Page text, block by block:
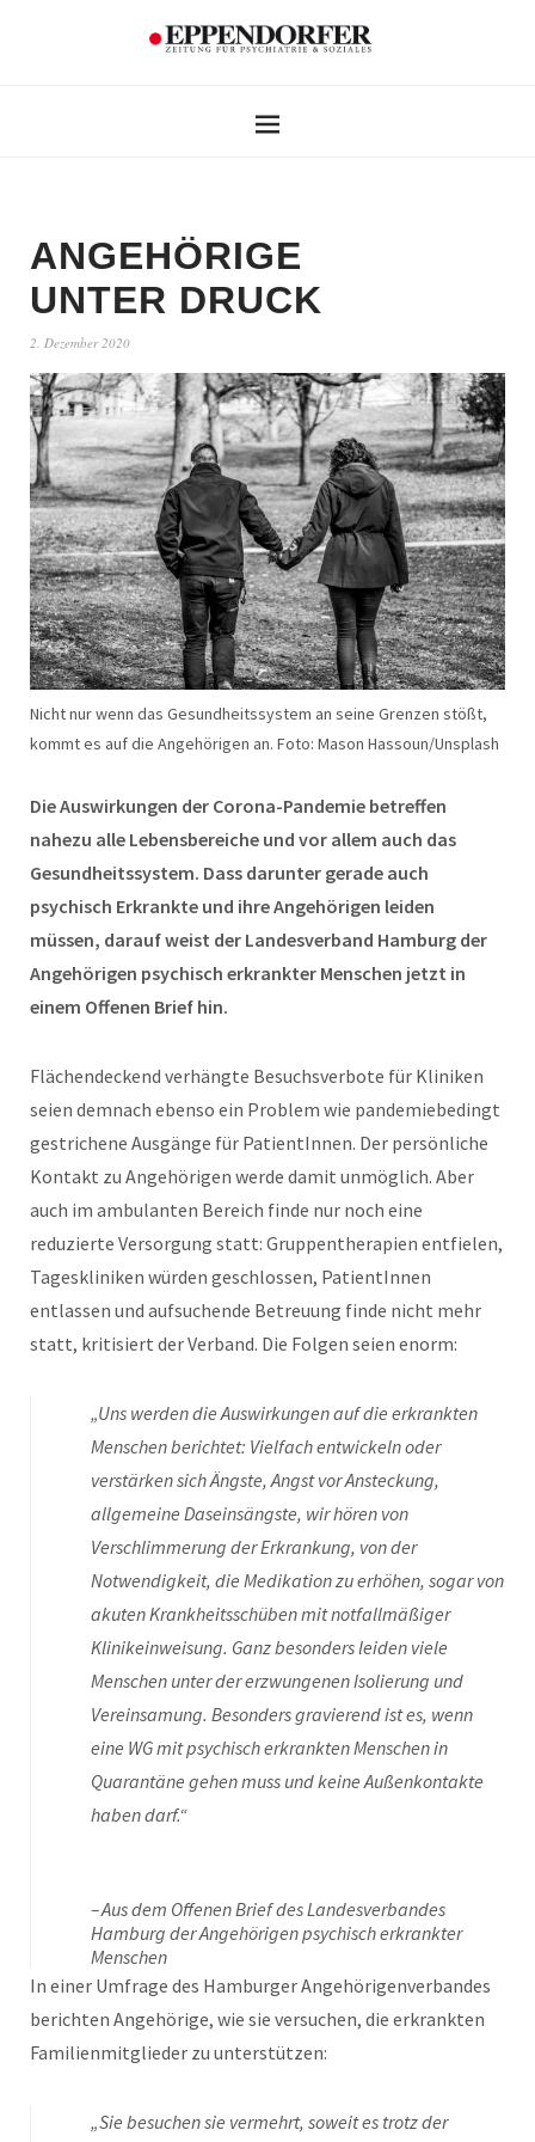
ANGEHÖRIGE
UNTER DRUCK
2. Dezember 2020
Nicht nur wenn das Gesundheitssystem an seine Grenzen stößt,
kommt es auf die Angehörigen an. Foto: Mason Hassoun/Unsplash
Die Auswirkungen der Corona-Pandemie betreffen
nahezu alle Lebensbereiche und vor allem auch das
Gesundheitssystem. Dass darunter gerade auch
psychisch Erkrankte und ihre Angehörigen leiden
müssen, darauf weist der Landesverband Hamburg der
Angehörigen psychisch erkrankter Menschen jetzt in
einem Offenen Brief hin.
Flächendeckend verhängte Besuchsverbote für Kliniken
seien demnach ebenso ein Problem wie pandemiebedingt
gestrichene Ausgänge für PatientInnen. Der persönliche
Kontakt zu Angehörigen werde damit unmöglich. Aber
auch im ambulanten Bereich finde nur noch eine
reduzierte Versorgung statt: Gruppentherapien entfielen,
Tageskliniken würden geschlossen, PatientInnen
entlassen und aufsuchende Betreuung finde nicht mehr
statt, kritisiert der Verband. Die Folgen seien enorm:
„Uns werden die Auswirkungen auf die erkrankten
Menschen berichtet: Vielfach entwickeln oder
verstärken sich Ängste, Angst vor Ansteckung,
allgemeine Daseinsängste, wir hören von
Verschlimmerung der Erkrankung, von der
Notwendigkeit, die Medikation zu erhöhen, sogar von
akuten Krankheitsschüben mit notfallmäßiger
Klinikeinweisung. Ganz besonders leiden viele
Menschen unter der erzwungenen Isolierung und
Vereinsamung. Besonders gravierend ist es, wenn
eine WG mit psychisch erkrankten Menschen in
Quarantäne gehen muss und keine Außenkontakte
haben darf.“
Aus dem Offenen Brief des Landesverbandes
Hamburg der Angehörigen psychisch erkrankter
Menschen
In einer Umfrage des Hamburger Angehörigenverbandes
berichten Angehörige, wie sie versuchen, die erkrankten
Familienmitglieder zu unterstützen:
„Sie besuchen sie vermehrt, soweit es trotz der